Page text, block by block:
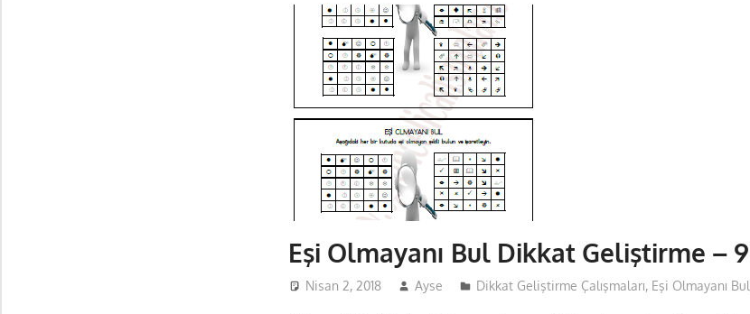
Eşi Olmayanı Bul Dikkat Geliştirme – 9
Nisan 2, 2018 Ayse Dikkat Geliştirme Çalışmaları, Eşi Olmayanı Bul